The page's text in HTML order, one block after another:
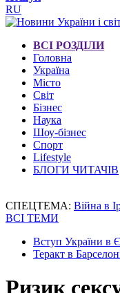
RU
ВСІ РОЗДІЛИ
Головна
Україна
Місто
Світ
Бізнес
Наука
Шоу-бізнес
Спорт
Lifestyle
БЛОГИ ЧИТАЧІВ
СПЕЦТЕМА: Війна в
ВСІ ТЕМИ
Вступ України в
Теракт в
Ризик